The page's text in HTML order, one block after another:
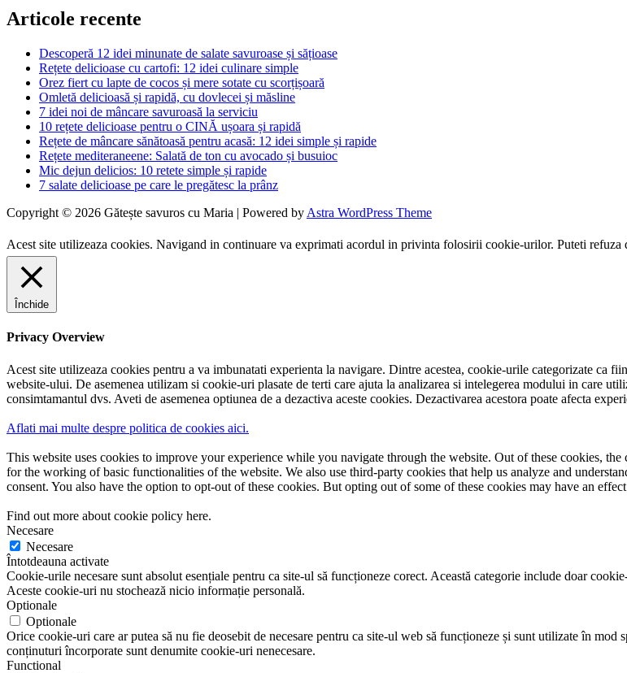
Articole recente
Descoperă 12 idei minunate de salate savuroase și sățioase
Rețete delicioase cu cartofi: 12 idei culinare simple
Orez fiert cu lapte de cocos și mere sotate cu scorțișoară
Omletă delicioasă și rapidă, cu dovlecei și măsline
7 idei noi de mâncare savuroasă la serviciu
10 rețete delicioase pentru o CINĂ ușoara și rapidă
Rețete de mâncare sănătoasă pentru acasă: 12 idei simple și rapide
Rețete mediteraneene: Salată de ton cu avocado și busuioc
Mic dejun delicios: 10 retete simple și rapide
7 salate delicioase pe care le pregătesc la prânz
Copyright © 2026 Gătește savuros cu Maria | Powered by Astra WordPress Theme
Acest site utilizeaza cookies. Navigand in continuare va exprimati acordul in privinta folosirii cookie-urilor. Puteti refuza
Închide
Privacy Overview
Acest site utilizeaza cookies pentru a va imbunatati experienta la navigare. Dintre acestea, cookie-urile categorizate ca
website-ului. De asemenea utilizam si cookie-uri plasate de terti care ajuta la analizarea si intelegerea modului in care
consimtamantul dvs. Aveti de asemenea optiunea de a dezactiva aceste cookies. Dezactivarea acestora poate afecta
Aflati mai multe despre politica de cookies aici.
This website uses cookies to improve your experience while you navigate through the website. Out of these cookies, the
for the working of basic functionalities of the website. We also use third-party cookies that help us analyze and
consent. You also have the option to opt-out of these cookies. But opting out of some of these cookies may have an
Find out more about cookie policy here.
Necesare
Necesare
Întotdeauna activate
Cookie-urile necesare sunt absolut esențiale pentru ca site-ul să funcționeze corect. Această categorie include doar
Aceste cookie-uri nu stochează nicio informație personală.
Optionale
Optionale
Orice cookie-uri care ar putea să nu fie deosebit de necesare pentru ca site-ul web să funcționeze și sunt utilizate în
conținuturi încorporate sunt denumite cookie-uri nenecesare.
Functional